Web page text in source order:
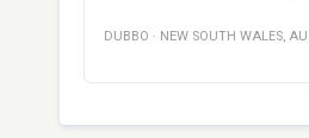
DUBBO · NEW SOUTH WALES,